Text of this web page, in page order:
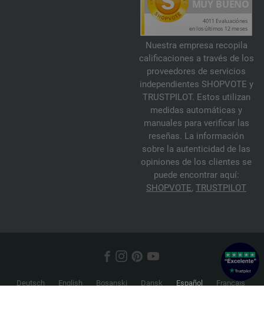
Nuestra empresa recopila
calificaciones a través de los
proveedores de servicios
independientes SHOPVOTE y
TRUSTPILOT. Estos utilizan
medidas automáticas y
manuales para verificar las
reseñas. La información
sobre la autenticidad de las
opiniones de los clientes se
puede encontrar aquí:
SHOPVOTE, TRUSTPILOT
Deutsch English Bosanski Dansk Español
Français